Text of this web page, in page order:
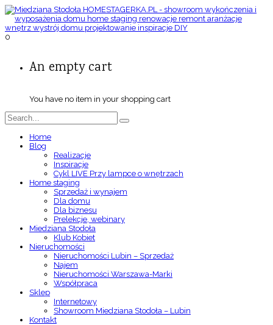
0
An empty cart
You have no item in your shopping cart
Home
Blog
Realizacje
Inspiracje
Cykl LIVE Przy lampce o wnętrzach
Home staging
Sprzedaż i wynajem
Dla domu
Dla biznesu
Prelekcje, webinary
Miedziana Stodoła
Klub Kobiet
Nieruchomości
Nieruchomości Lubin – Sprzedaż
Najem
Nieruchomości Warszawa-Marki
Współpraca
Sklep
Internetowy
Showroom Miedziana Stodoła – Lubin
Kontakt